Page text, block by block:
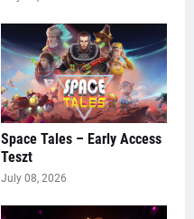
Space Tales – Early Access
Teszt
July 08, 2026